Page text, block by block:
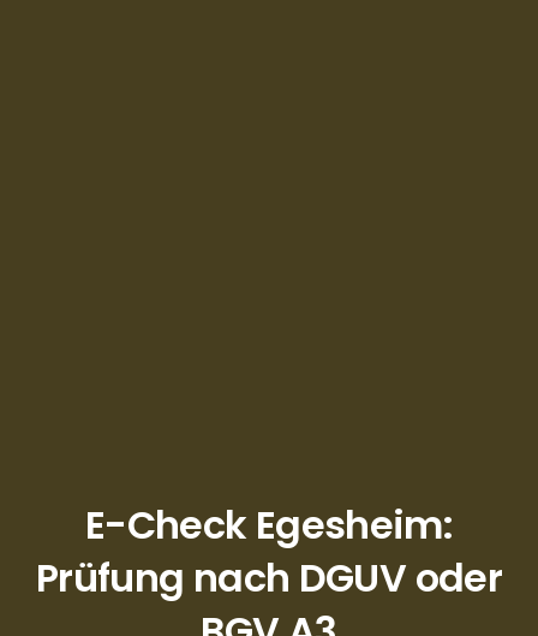
E-Check Egesheim:
Prüfung nach DGUV oder